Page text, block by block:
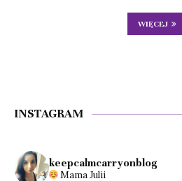
WIĘCEJ
INSTAGRAM
keepcalmcarryonblog
Mama Julii